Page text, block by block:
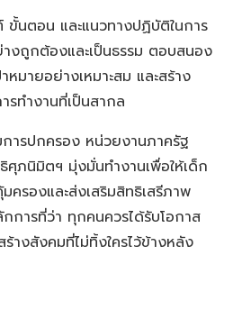
ขั้นตอน และแนวทางปฏิบัติในการ
งถูกต้องและเป็นธรรม ตอบสนอง
มายอย่างเหมาะสม และสร้าง
รทำงานที่เป็นสากล
ารปกครอง หน่วยงานภาครัฐ
ศุภนิมิตฯ มุ่งมั่นทำงานเพื่อให้เด็ก
ครองและส่งเสริมสิทธิเสรีภาพ
การที่ว่า ทุกคนควรได้รับโอกาส
างสังคมที่ไม่ทิ้งใครไว้ข้างหลัง